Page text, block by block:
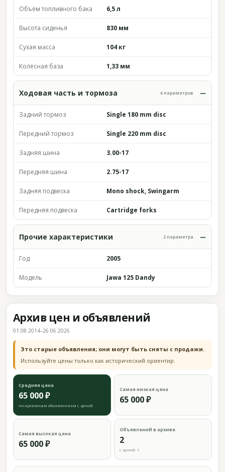
Объём топливного бака 6,5 л
Высота сиденья 830 мм
Сухая масса 104 кг
Колёсная база 1,33 мм
Ходовая часть и тормоза 6 параметров
Задний тормоз Single 180 mm disc
Передний тормоз Single 220 mm disc
Задняя шина 3.00-17
Передняя шина 2.75-17
Задняя подвеска Mono shock, Swingarm
Передняя подвеска Cartridge forks
Прочие характеристики 2 параметра
Год 2005
Модель Jawa 125 Dandy
Архив цен и объявлений
01.08.2014–26.06.2026
Это старые объявления; они могут быть сняты с продажи.
Используйте цены только как исторический ориентир.
Средняя цена
65 000 ₽
по архивным объявлениям с ценой
Самая низкая цена
65 000 ₽
Самая высокая цена
65 000 ₽
Объявлений в архиве
2
с ценой: 1